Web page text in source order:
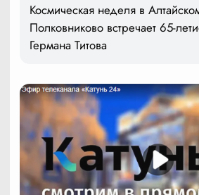
Космическая неделя в
Полковниково встречает 65-
Германа Титова